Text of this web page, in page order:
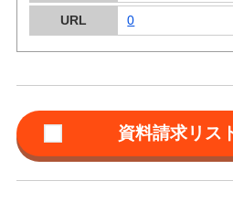
URL 0